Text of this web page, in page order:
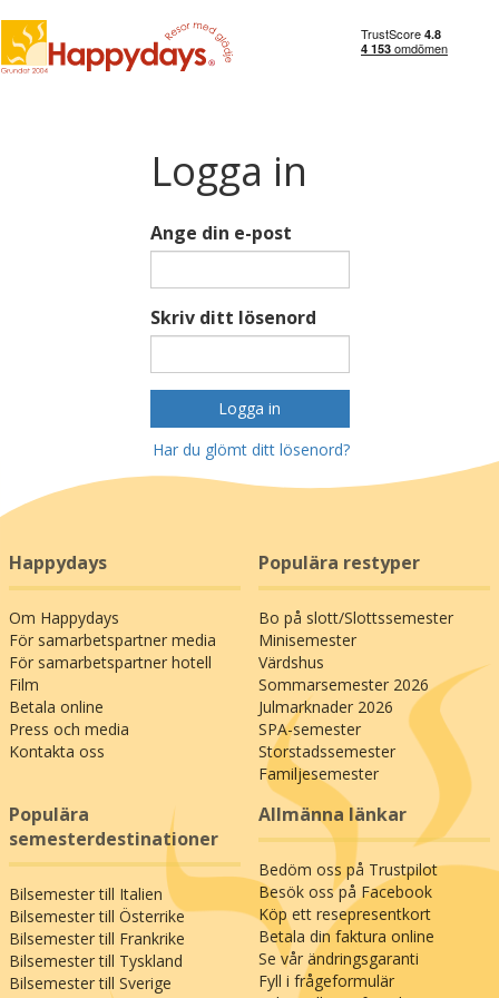
Logga in
Ange din e-post
Skriv ditt lösenord
Logga in
Har du glömt ditt lösenord?
Happydays
Om Happydays
För samarbetspartner media
För samarbetspartner hotell
Film
Betala online
Press och media
Kontakta oss
Populära restyper
Bo på slott/Slottssemester
Minisemester
Värdshus
Sommarsemester 2026
Julmarknader 2026
SPA-semester
Storstadssemester
Familjesemester
Populära
semesterdestinationer
Bilsemester till Italien
Bilsemester till Österrike
Bilsemester till Frankrike
Bilsemester till Tyskland
Bilsemester till Sverige
Allmänna länkar
Bedöm oss på Trustpilot
Besök oss på Facebook
Köp ett resepresentkort
Betala din faktura online
Se vår ändringsgaranti
Fyll i frågeformulär